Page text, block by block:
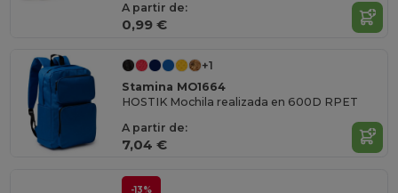
A partir de:
0,99 €
+1
Stamina MO1664
HOSTIK Mochila realizada en 600D RPET
A partir de:
7,04 €
-13%